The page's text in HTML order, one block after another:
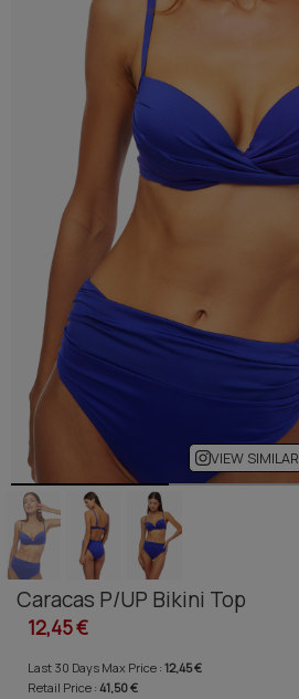
VIEW SIMILAR
Caracas P/UP Bikini Top
12,45 €
Last 30 Days Max Price : 12,45 €
Retail Price : 41,50 €